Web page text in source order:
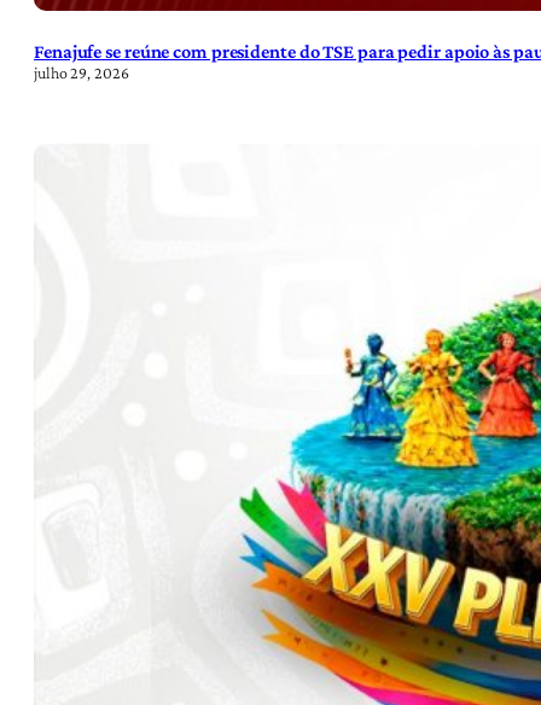
Fenajufe se reúne com presidente do TSE para pedir apoio às
julho 29, 2026